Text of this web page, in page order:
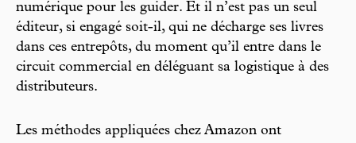
numérique pour les guider. Et il n’est pas un seul
éditeur, si engagé soit-il, qui ne décharge ses livres
dans ces entrepôts, du moment qu’il entre dans le
circuit commercial en déléguant sa logistique à des
distributeurs.
Les méthodes appliquées chez Amazon ont